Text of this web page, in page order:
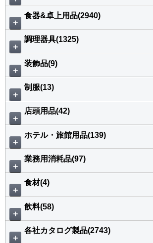
＋
食器&卓上用品(2940)
＋
調理器具(1325)
＋
装飾品(9)
＋
制服(13)
＋
店頭用品(42)
＋
ホテル・旅館用品(139)
＋
業務用消耗品(97)
＋
食材(4)
＋
飲料(58)
＋
各社カタログ製品(2743)